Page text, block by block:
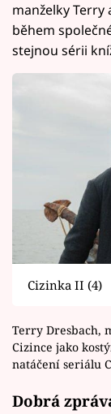
manželky
během
stejnou sérii
Cizinka II (4)
Terry Dresbach,
Cizince jako
natáčení seriálu
Dobrá